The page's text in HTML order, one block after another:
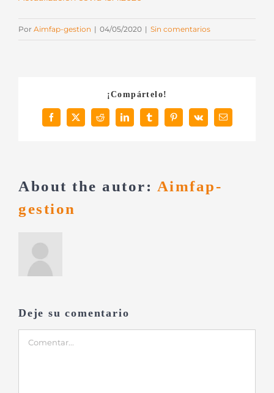
Por Aimfap-gestion | 04/05/2020 | Sin comentarios
¡Compártelo!
Facebook
X Reddit LinkedInTumblrPinterest
Vk
Correo
electrónico
About the autor: Aimfap-
gestion
Deje su comentario
Comentar